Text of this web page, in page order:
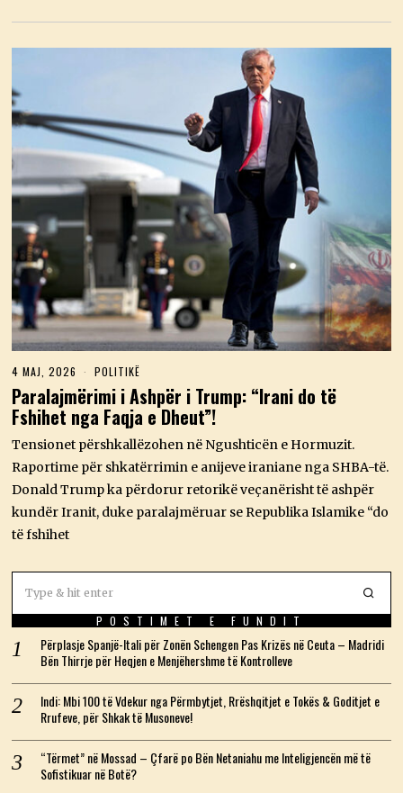
4 MAJ, 2026
M
A
J
,
2
2
6
POLITIKË
Paralajmërimi i Ashpër i Trump: “Irani do të
Fshihet nga Faqja e Dheut”!
Tensionet përshkallëzohen në Ngushticën e Hormuzit.
Raportime për shkatërrimin e anijeve iraniane nga SHBA-të.
Donald Trump ka përdorur retorikë veçanërisht të ashpër
kundër Iranit, duke paralajmëruar se Republika Islamike “do
të fshihet
POSTIMET E FUNDIT
Përplasje Spanjë-Itali për Zonën Schengen Pas Krizës në Ceuta – Madridi
Bën Thirrje për Heqjen e Menjëhershme të Kontrolleve
Indi: Mbi 100 të Vdekur nga Përmbytjet, Rrëshqitjet e Tokës & Goditjet e
Rrufeve, për Shkak të Musoneve!
“Tërmet” në Mossad – Çfarë po Bën Netaniahu me Inteligjencën më të
Sofistikuar në Botë?